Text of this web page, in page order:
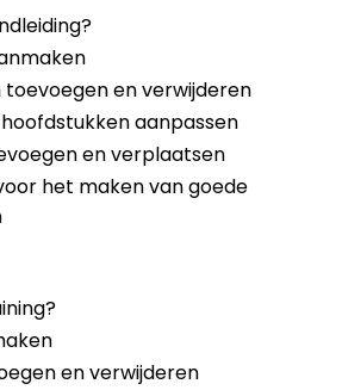
toevoegen en verwijderen
aanpassen
en verplaatsen
het maken van goede
en verwijderen